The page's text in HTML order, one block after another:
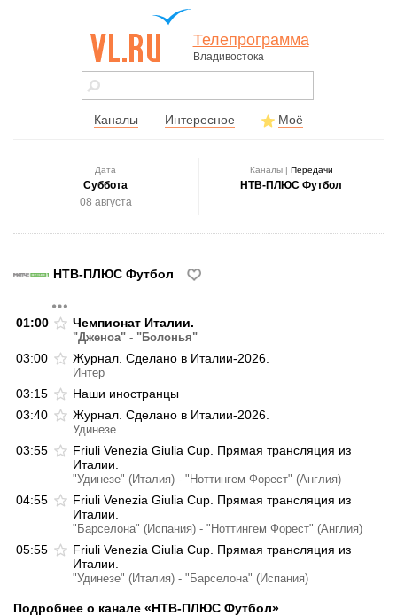
vl.ru - сайт
города
Телепрограмма
Владивостока
Каналы Интересное Моё
Дата
Суббота
08 августа
Каналы | Передачи
НТВ-ПЛЮС Футбол
НТВ-ПЛЮС Футбол
01:00 Чемпионат Италии.
"Дженоа" - "Болонья"
03:00 Журнал. Сделано в Италии-2026.
Интер
03:15
Наши иностранцы
03:40
Журнал. Сделано в Италии-2026.
Удинезе
03:55
Friuli Venezia Giulia Cup. Прямая трансляция из
Италии.
"Удинезе" (Италия) - "Ноттингем Форест" (Англия)
04:55
Friuli Venezia Giulia Cup. Прямая трансляция из
Италии.
"Барселона" (Испания) - "Ноттингем Форест" (Англия)
05:55
Friuli Venezia Giulia Cup. Прямая трансляция из
Италии.
"Удинезе" (Италия) - "Барселона" (Испания)
Подробнее о канале «НТВ-ПЛЮС Футбол»